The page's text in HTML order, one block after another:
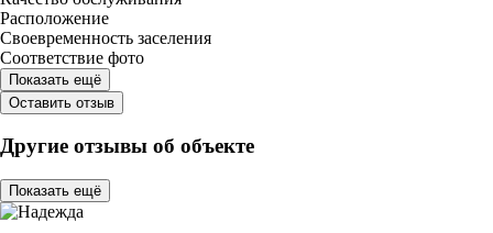
Расположение
Своевременность заселения
Соответствие фото
Показать ещё
Оставить отзыв
Другие отзывы об объекте
Показать ещё